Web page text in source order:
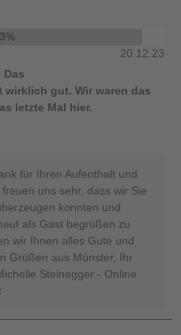
20.12.23
Das
gut. Wir waren das
letzte Mal hier.
für Ihren Aufenthalt und
uns sehr, dass wir Sie
konnten und
als Gast begrüßen zu
wir Ihnen alles Gute und
Grüßen aus Münster, Ihr
Steinegger - Online